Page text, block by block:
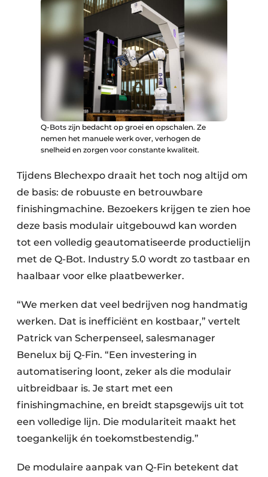
Q-Bots zijn bedacht op groei en opschalen. Ze
nemen het manuele werk over, verhogen de
snelheid en zorgen voor constante kwaliteit.
Tijdens Blechexpo draait het toch nog altijd om
de basis: de robuuste en betrouwbare
finishingmachine. Bezoekers krijgen te zien hoe
deze basis modulair uitgebouwd kan worden
tot een volledig geautomatiseerde productielijn
met de Q-Bot. Industry 5.0 wordt zo tastbaar en
haalbaar voor elke plaatbewerker.
“We merken dat veel bedrijven nog handmatig
werken. Dat is inefficiënt en kostbaar,” vertelt
Patrick van Scherpenseel, salesmanager
Benelux bij Q-Fin. “Een investering in
automatisering loont, zeker als die modulair
uitbreidbaar is. Je start met een
finishingmachine, en breidt stapsgewijs uit tot
een volledige lijn. Die modulariteit maakt het
toegankelijk én toekomstbestendig.”
De modulaire aanpak van Q-Fin betekent dat